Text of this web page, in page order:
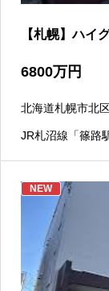
【札幌】ハ
6800万円
北海道札幌市北
JR札沼線「篠路
NEW